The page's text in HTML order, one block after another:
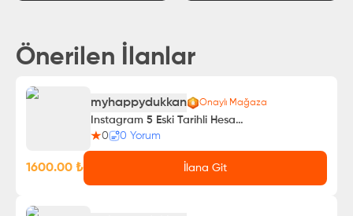
Önerilen İlanlar
myhappydukkan Onaylı Mağaza
Instagram 5 Eski Tarihli Hesap (2013-2024)
0
0 Yorum
1600.00 ₺ İlana Git